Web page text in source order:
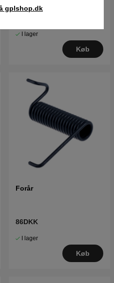
gplshop.dk
I lager
Køb
Forår
86DKK
I lager
Køb